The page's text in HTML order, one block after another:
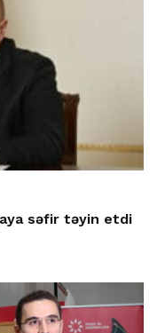
səfir təyin etdi